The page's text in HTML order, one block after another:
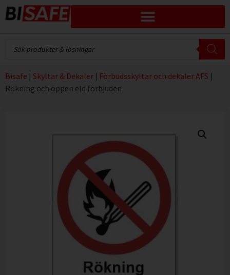
Bisafe | Skyltar & Dekaler | Förbudsskyltar och dekaler AFS |
Rökning och öppen eld förbjuden